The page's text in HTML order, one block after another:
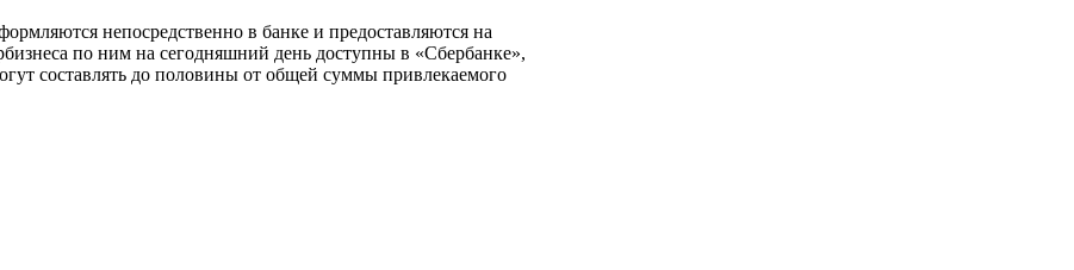
непосредственно в банке и предоставляются на
по ним на сегодняшний день доступны в «Сбербанке»,
составлять до половины от общей суммы привлекаемого